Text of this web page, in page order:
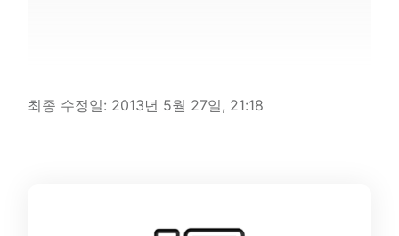
최종 수정일: 2013년 5월 27일, 21:18